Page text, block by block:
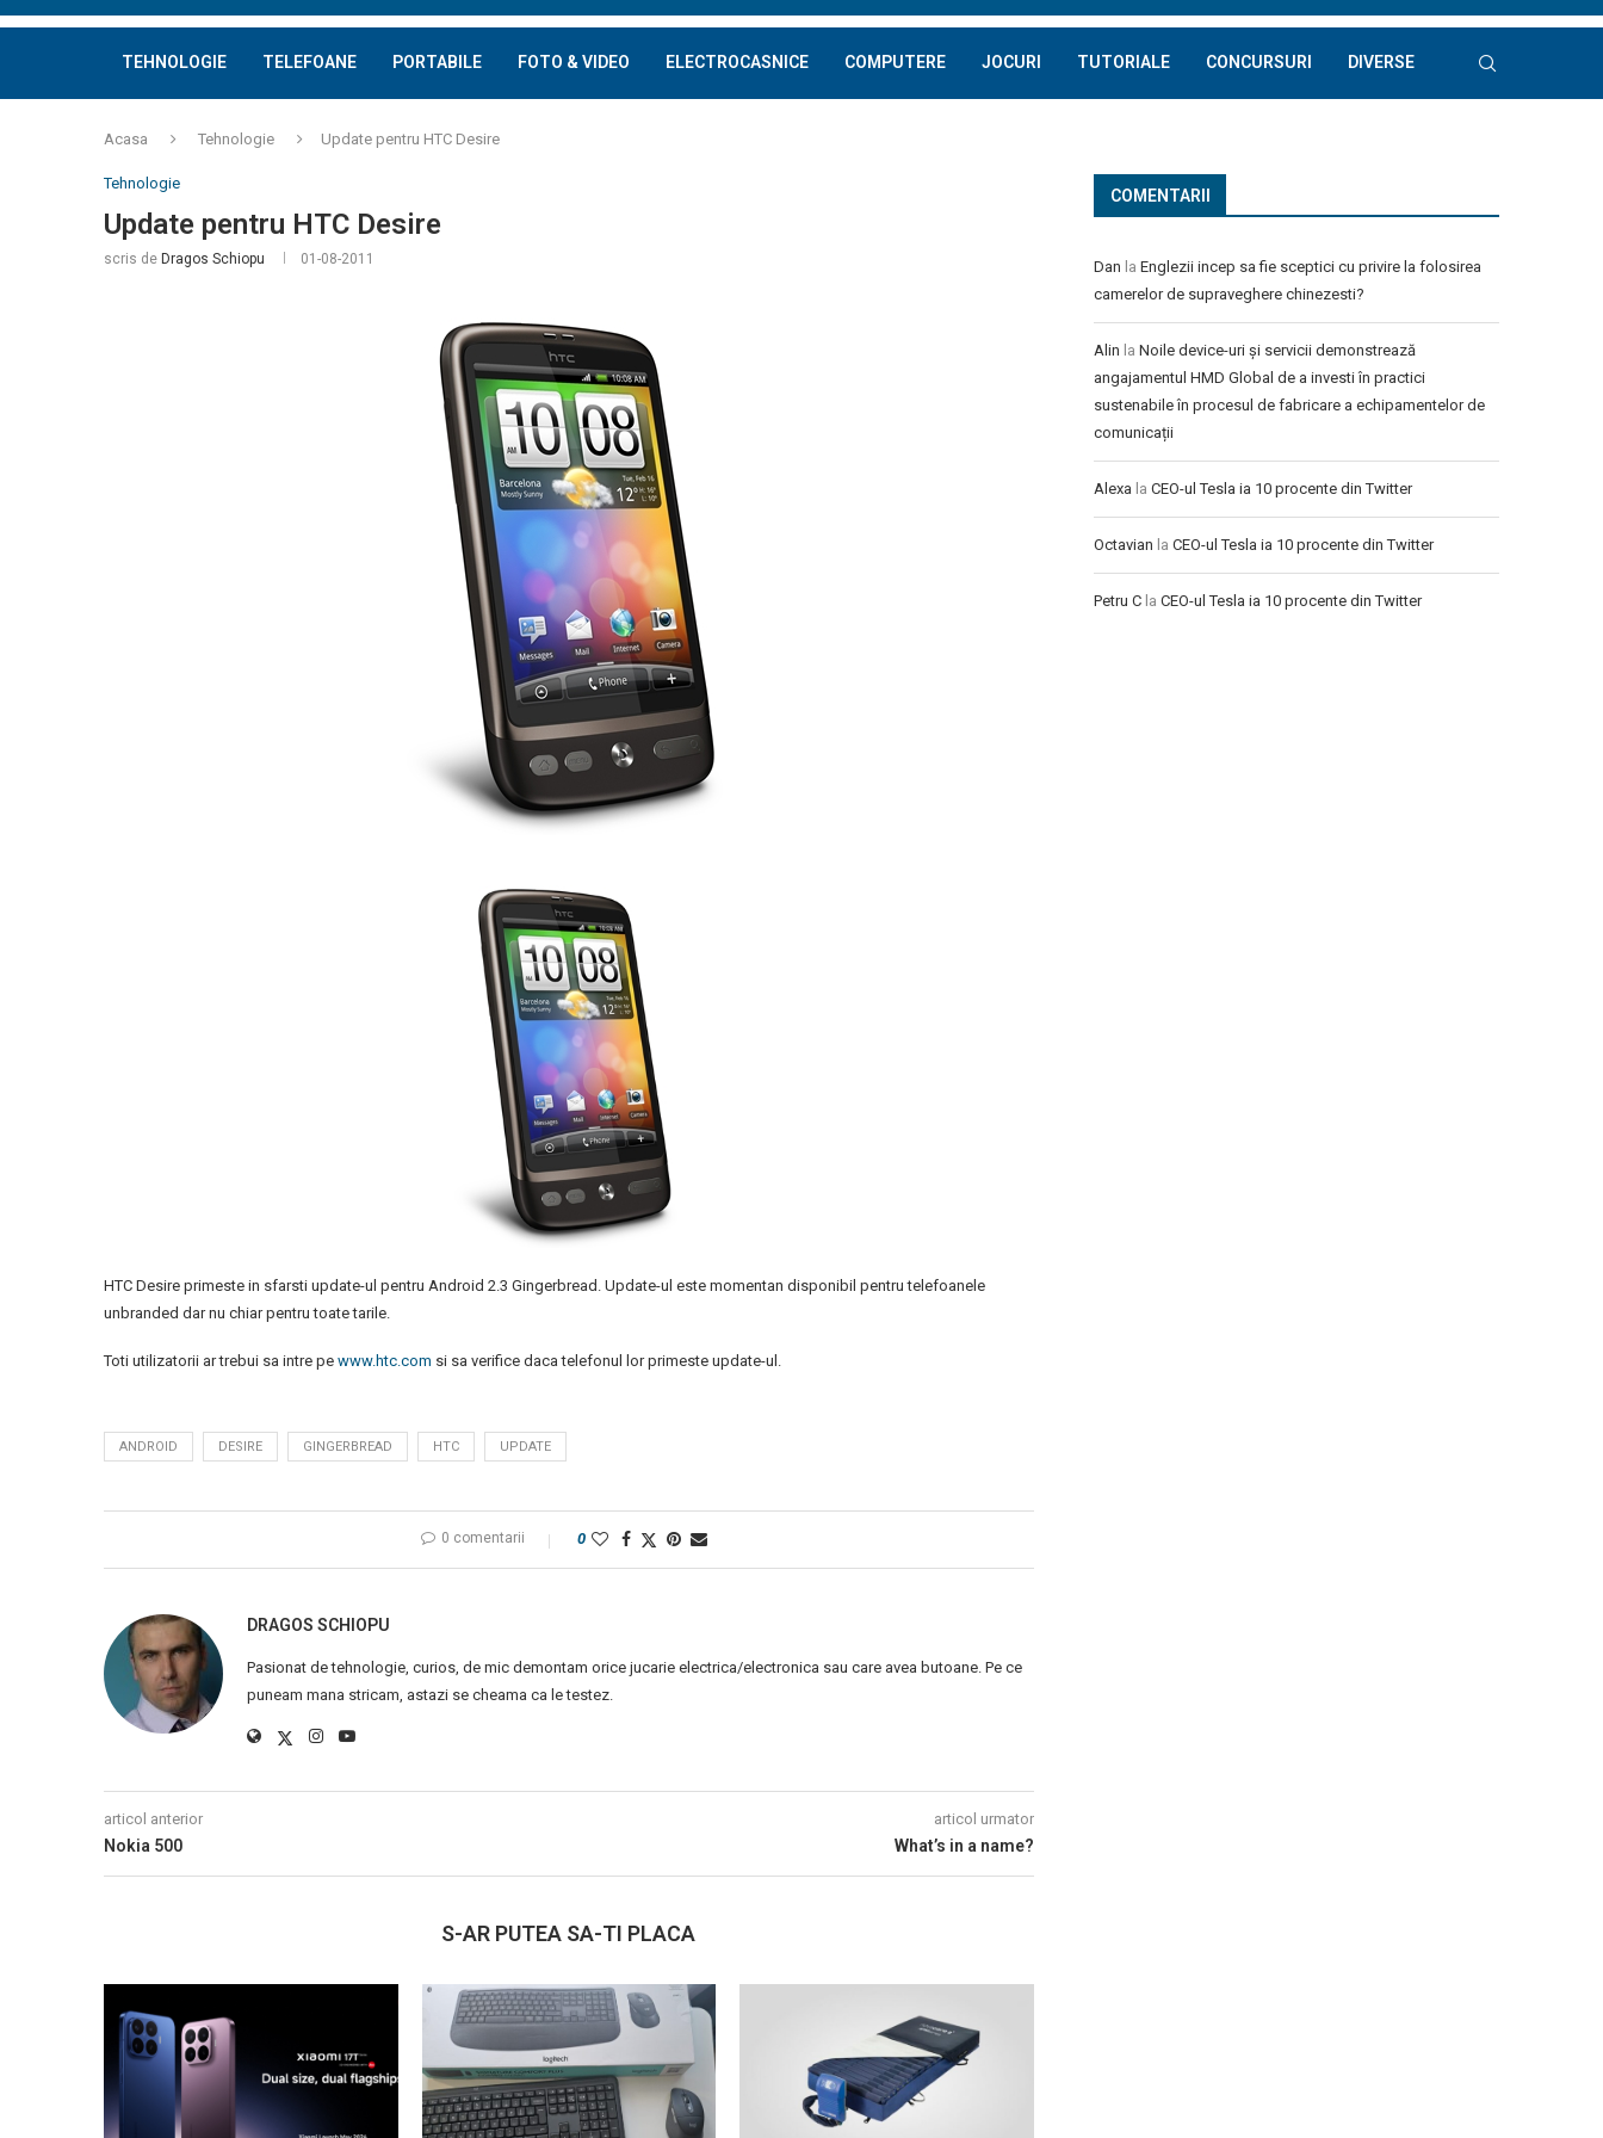
TEHNOLOGIE TELEFOANE PORTABILE FOTO & VIDEO ELECTROCASNICE COMPUTERE JOCURI TUTORIALE CONCURSURI DIVERSE
Acasa Tehnologie Update pentru HTC Desire
Tehnologie
Update pentru HTC Desire
scris de Dragos Schiopu 01-08-2011
HTC Desire primeste in sfarsti update-ul pentru Android 2.3 Gingerbread. Update-ul este momentan disponibil pentru telefoanele
unbranded dar nu chiar pentru toate tarile.
Toti utilizatorii ar trebui sa intre pe www.htc.com si sa verifice daca telefonul lor primeste update-ul.
ANDROID DESIRE GINGERBREAD HTC UPDATE
0 comentarii 0
DRAGOS SCHIOPU
Pasionat de tehnologie, curios, de mic demontam orice jucarie electrica/electronica sau care avea butoane. Pe ce
puneam mana stricam, astazi se cheama ca le testez.
articol anterior
Nokia 500
articol urmator
What’s in a name?
S-AR PUTEA SA-TI PLACA
COMENTARII
Dan la Englezii incep sa fie sceptici cu privire la folosirea
camerelor de supraveghere chinezesti?
Alin la Noile device-uri și servicii demonstrează
angajamentul HMD Global de a investi în practici
sustenabile în procesul de fabricare a echipamentelor de
comunicații
Alexa la CEO-ul Tesla ia 10 procente din Twitter
Octavian la CEO-ul Tesla ia 10 procente din Twitter
Petru C la CEO-ul Tesla ia 10 procente din Twitter